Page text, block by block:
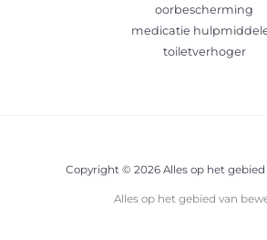
oorbescherming
medicatie
toiletverhoger
Copyright © 2026 Alles op het
Alles op het gebied van